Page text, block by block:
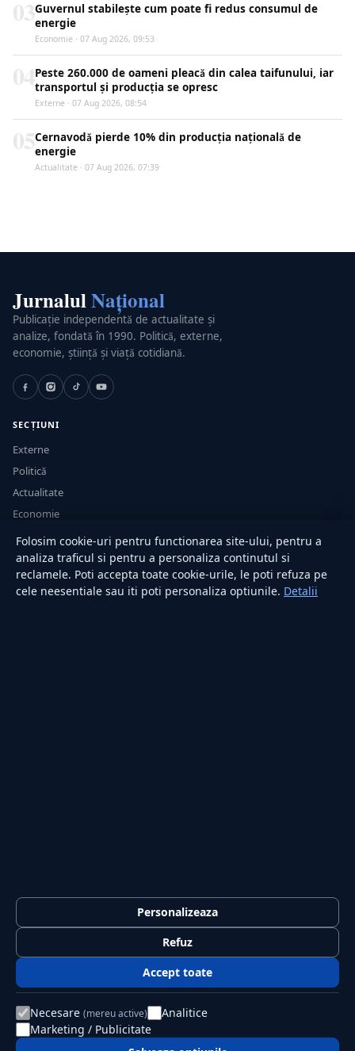
Guvernul stabilește cum poate fi redus consumul de
energie
Economie · 07 Aug 2026, 09:53
Peste 260.000 de oameni pleacă din calea taifunului, iar
transportul și producția se opresc
Externe · 07 Aug 2026, 08:54
Cernavodă pierde 10% din producția națională de
energie
Actualitate · 07 Aug 2026, 07:39
JurnalulNațional
Publicație independentă de actualitate și
analize, fondată în 1990. Politică, externe,
economie, știință și viață cotidiană.
SECȚIUNI
Externe
Politică
Actualitate
Economie
Sănătate
Utile
RUBRICI
Confidențialitate
Politica de cookies
© 2026 Jurnalul Național. Toate drepturile rezervate.
Folosim cookie-uri pentru functionarea site-ului, pentru a
analiza traficul si pentru a personaliza continutul si
reclamele. Poti accepta toate cookie-urile, le poti refuza pe
cele neesentiale sau iti poti personaliza optiunile. Detalii
Personalizeaza
Refuz
Accept toate
Necesare (mereu active)
Analitice
Marketing / Publicitate